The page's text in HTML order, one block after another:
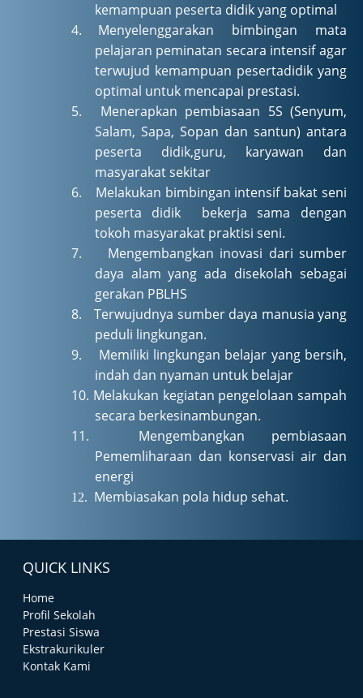
kemampuan peserta didik yang optimal
4.
Menyelenggarakan bimbingan mata
pelajaran peminatan secara intensif agar
terwujud kemampuan pesertadidik yang
optimal untuk mencapai prestasi.
5.
Menerapkan pembiasaan 5S (Senyum,
Salam, Sapa, Sopan dan santun) antara
peserta didik,guru, karyawan dan
masyarakat sekitar
6.
Melakukan bimbingan intensif bakat seni
peserta didik bekerja sama dengan
tokoh masyarakat praktisi seni.
7.
Mengembangkan inovasi dari sumber
daya alam yang ada disekolah sebagai
gerakan PBLHS
8.
Terwujudnya sumber daya manusia yang
peduli lingkungan.
9.
Memiliki lingkungan belajar yang bersih,
indah dan nyaman untuk belajar
10. Melakukan kegiatan pengelolaan sampah
secara berkesinambungan.
11.
Mengembangkan pembiasaan
Pememliharaan dan konservasi air dan
energi
12. Membiasakan pola hidup sehat.
QUICK LINKS
Home
Profil Sekolah
Prestasi Siswa
Ekstrakurikuler
Kontak Kami